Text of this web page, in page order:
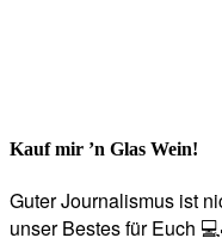
Kauf mir ’n Glas Wein!
Guter Journalismus ist
unser Bestes für Euch